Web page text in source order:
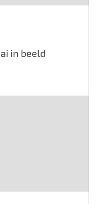
in beeld